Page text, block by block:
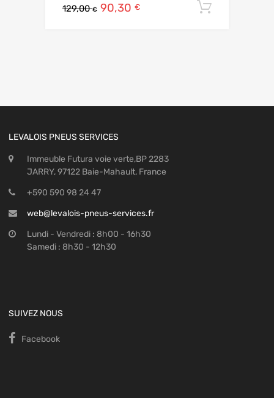
129,00€ 90,30 €
LEVALOIS PNEUS SERVICES
Immeuble Futura voie verte,BP 2283
JARRY, 97122 Baie-Mahault, France
+590 590 98 24 47
web@levalois-pneus-services.fr
Lundi - Vendredi : 8h00 - 16h30
Samedi : 8h30 - 12h30
SUIVEZ NOUS
Facebook